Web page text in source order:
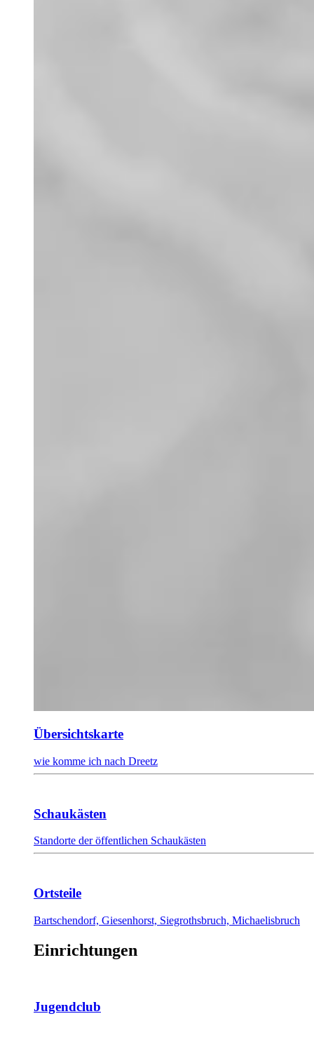
Übersichtskarte
wie komme ich nach Dreetz
Schaukästen
Standorte der öffentlichen Schaukästen
Ortsteile
Bartschendorf, Giesenhorst, Siegrothsbruch, Michaelisbruch
Einrichtungen
Jugendclub